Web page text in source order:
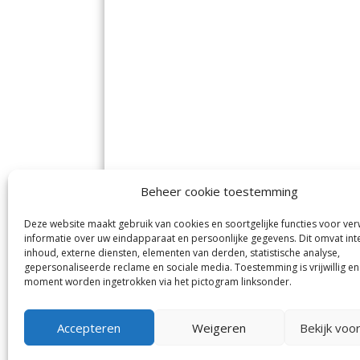
Beheer cookie toestemming
Deze website maakt gebruik van cookies en soortgelijke functies voor
informatie over uw eindapparaat en persoonlijke gegevens. Dit omvat
inhoud, externe diensten, elementen van derden, statistische analyse,
gepersonaliseerde reclame en sociale media. Toestemming is vrijwillig
moment worden ingetrokken via het pictogram linksonder.
Accepteren Weigeren Bekijk
De Nieuwe Meerbode
Visserstraat 10
1431 GJ Aalsmeer
0297-341900
info@meerbode.nl
en
De